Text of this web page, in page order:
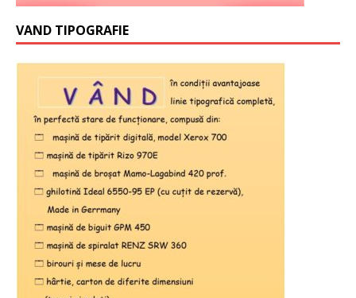
VAND TIPOGRAFIE